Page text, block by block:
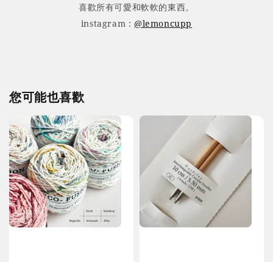
喜歡所有可愛和軟軟的東西。
instagram : @lemoncupp
您可能也喜歡